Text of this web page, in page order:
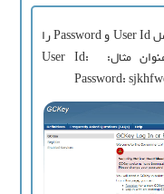
سپس در پنجره زیر اطلاعات خود شامل User Id و Password را